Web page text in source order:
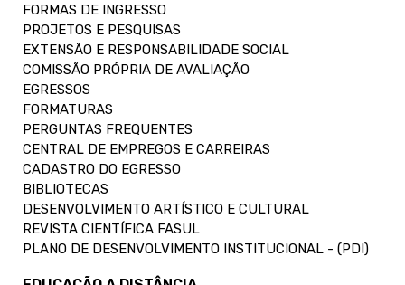
FORMAS DE INGRESSO
PROJETOS E PESQUISAS
EXTENSÃO E RESPONSABILIDADE SOCIAL
COMISSÃO PRÓPRIA DE AVALIAÇÃO
EGRESSOS
FORMATURAS
PERGUNTAS FREQUENTES
CENTRAL DE EMPREGOS E CARREIRAS
CADASTRO DO EGRESSO
BIBLIOTECAS
DESENVOLVIMENTO ARTÍSTICO E CULTURAL
REVISTA CIENTÍFICA FASUL
PLANO DE DESENVOLVIMENTO INSTITUCIONAL - (PDI)